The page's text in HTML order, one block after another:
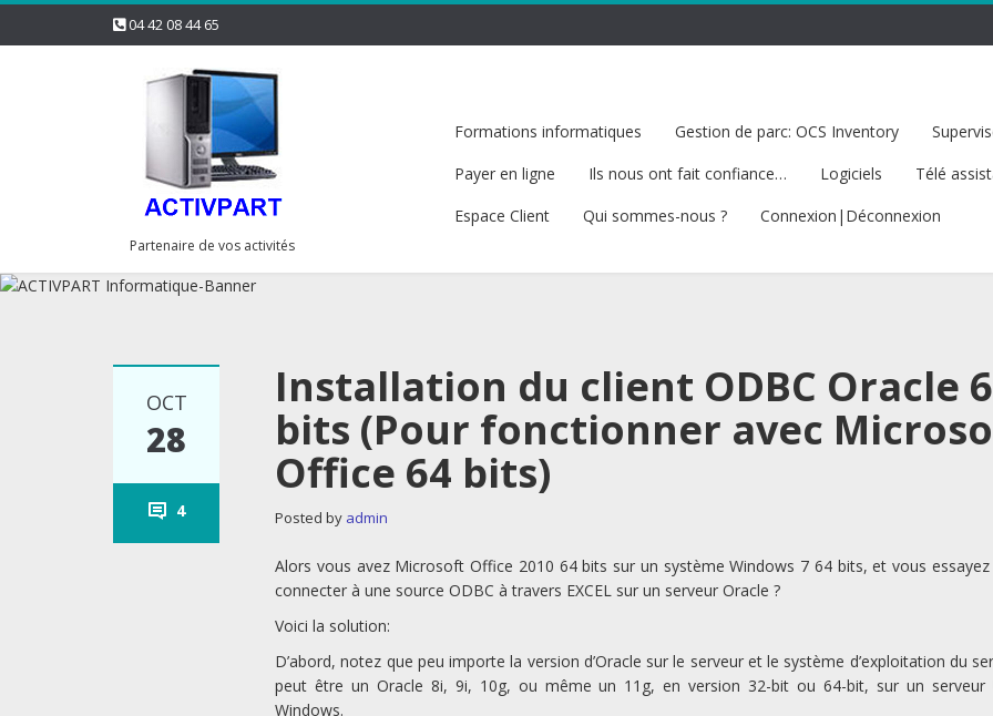
04 42 08 44 65
Partenaire de vos activités
Formations informatiques Gestion de parc: OCS Inventory
Payer en ligne
Ils nous ont fait confiance… Logiciels Télé
Espace Client
Qui sommes-nous ? Connexion|Déconnexion
OCT
28
4
Installation du client ODBC Oracle
bits (Pour fonctionner avec
Office 64 bits)
Posted by admin
Alors vous avez Microsoft Office 2010 64 bits sur un système Windows 7 64 bits, et vous essayez
connecter à une source ODBC à travers EXCEL sur un serveur Oracle ?
Voici la solution:
D’abord, notez que peu importe la version d’Oracle sur le serveur et le système d’exploitation du
peut être un Oracle 8i, 9i, 10g, ou même un 11g, en version 32-bit ou 64-bit, sur un serveur
Windows.